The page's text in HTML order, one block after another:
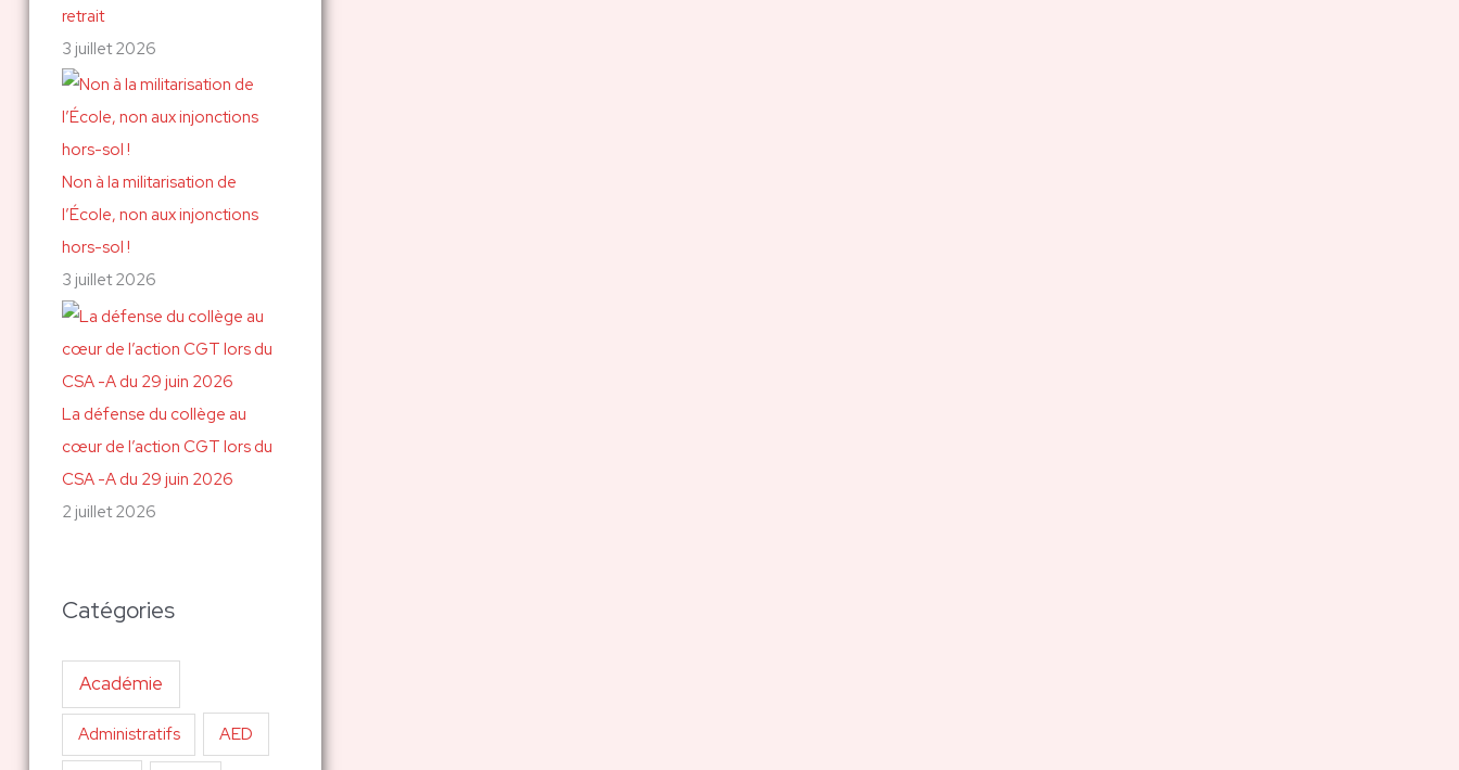
retrait
3 juillet 2026
Non à la militarisation de
l’École, non aux injonctions
hors-sol !
3 juillet 2026
La défense du collège au
cœur de l’action CGT lors du
CSA -A du 29 juin 2026
2 juillet 2026
Catégories
Académie
Administratifs AED